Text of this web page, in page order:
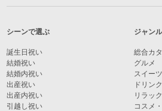
シーンで選ぶ
誕生日祝い
結婚祝い
結婚内祝い
出産祝い
出産内祝い
引越し祝い
ジャン
総合カ
グルメ
スイーツ
ドリン
リラッ
コスメ